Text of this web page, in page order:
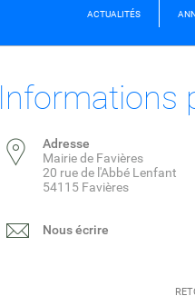
ACTUALITÉS
Informations
Adresse
Mairie de Favières
20 rue de l'Abbé Lenfant
54115 Favières
Nous écrire